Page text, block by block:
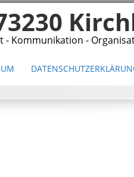
- Kommunikation -